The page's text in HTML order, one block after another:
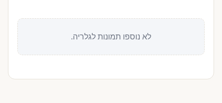
לא נוספו תמונות לגלריה.